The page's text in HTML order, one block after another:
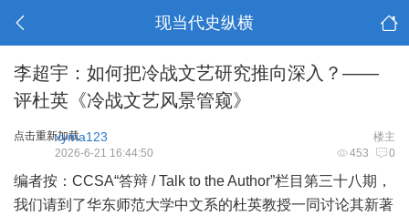
现当代史纵横
李超宇：如何把冷战文艺研究推向深入？——
评杜英《冷战文艺风景管窥》
点击重新加载 楼主
xyma123
453 0
2026-6-21 16:44:50
编者按：CCSA“答辩 / Talk to the Author”栏目第三十八期，
我们请到了华东师范大学中文系的杜英教授一同讨论其新著